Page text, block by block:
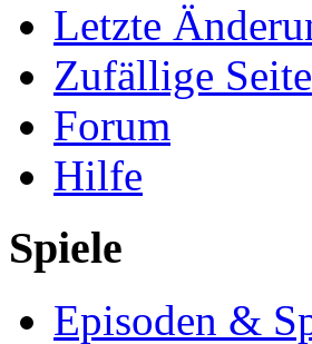
Letzte
Zufällige Seite
Forum
Hilfe
Spiele
Episoden &